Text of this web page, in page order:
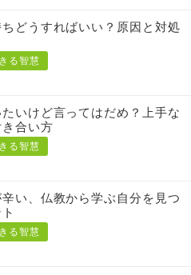
どうすればいい？原因と対処
る智慧
いけど言ってはだめ？上手な
合い方
る智慧
い、仏教から学ぶ自分を見つ
る智慧